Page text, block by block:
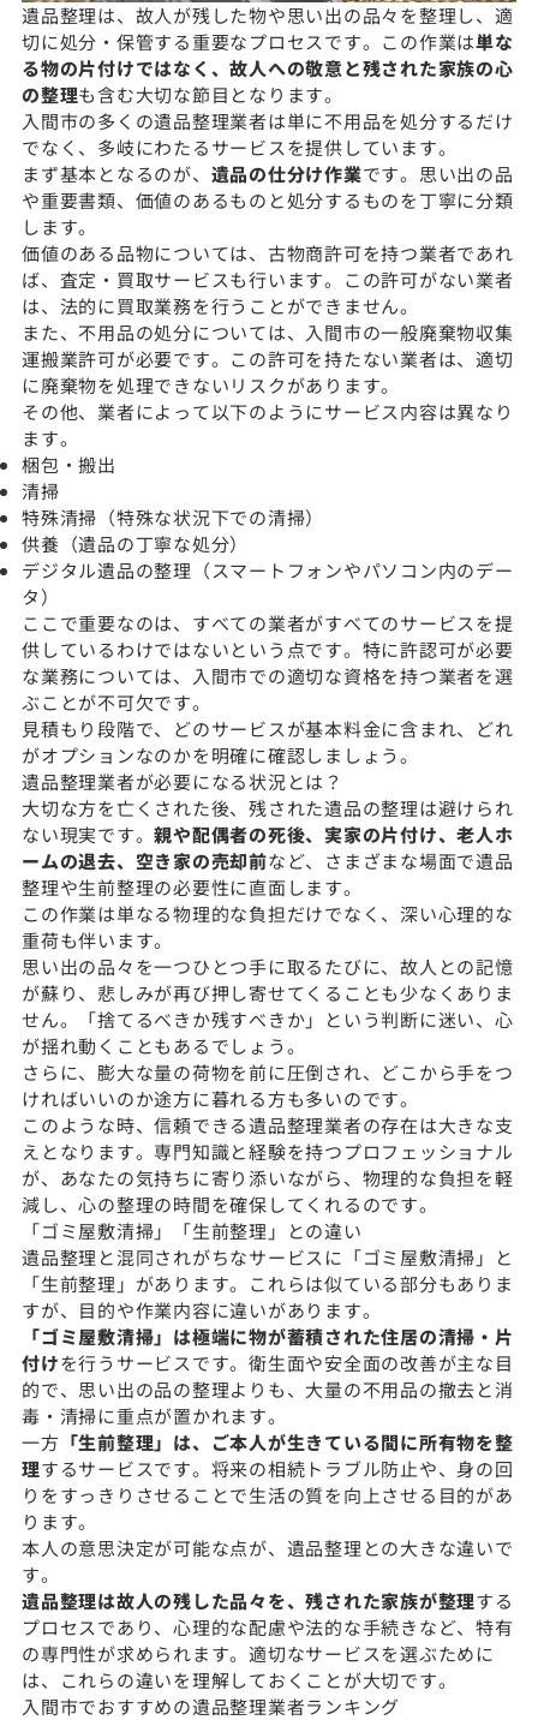
遺品整理は、故人が残した物や思い出の品々を整理し、適
切に処分・保管する重要なプロセスです。この作業は単な
る物の片付けではなく、故人への敬意と残された家族の心
の整理も含む大切な節目となります。
入間市の多くの遺品整理業者は単に不用品を処分するだけ
でなく、多岐にわたるサービスを提供しています。
まず基本となるのが、 遺品の仕分け作業です。思い出の品
や重要書類、価値のあるものと処分するものを丁寧に分類
します。
価値のある品物については、古物商許可を持つ業者であれ
ば、査定・買取サービスも行います。この許可がない業者
は、法的に買取業務を行うことができません。
また、不用品の処分については、入間市の一般廃棄物収集
運搬業許可が必要です。この許可を持たない業者は、適切
に廃棄物を処理できないリスクがあります。
その他、業者によって以下のようにサービス内容は異なり
ます。
梱包・搬出
清掃
特殊清掃（特殊な状況下での清掃）
供養（遺品の丁寧な処分）
デジタル遺品の整理（スマートフォンやパソコン内のデー
タ）
ここで重要なのは、すべての業者がすべてのサービスを提
供しているわけではないという点です。特に許認可が必要
な業務については、入間市での適切な資格を持つ業者を選
ぶことが不可欠です。
見積もり段階で、どのサービスが基本料金に含まれ、どれ
がオプションなのかを明確に確認しましょう。
遺品整理業者が必要になる状況とは？
大切な方を亡くされた後、残された遺品の整理は避けられ
ない現実です。親や配偶者の死後、実家の片付け、老人ホ
ームの退去、空き家の売却前など、さまざまな場面で遺品
整理や生前整理の必要性に直面します。
この作業は単なる物理的な負担だけでなく、深い心理的な
重荷も伴います。
思い出の品々を一つひとつ手に取るたびに、故人との記憶
が蘇り、悲しみが再び押し寄せてくることも少なくありま
せん。「捨てるべきか残すべきか」という判断に迷い、心
が揺れ動くこともあるでしょう。
さらに、膨大な量の荷物を前に圧倒され、どこから手をつ
ければいいのか途方に暮れる方も多いのです。
このような時、信頼できる遺品整理業者の存在は大きな支
えとなります。専門知識と経験を持つプロフェッショナル
が、あなたの気持ちに寄り添いながら、物理的な負担を軽
減し、心の整理の時間を確保してくれるのです。
「ゴミ屋敷清掃」「生前整理」との違い
遺品整理と混同されがちなサービスに「ゴミ屋敷清掃」と
「生前整理」があります。これらは似ている部分もありま
すが、目的や作業内容に違いがあります。
「ゴミ屋敷清掃」は極端に物が蓄積された住居の清掃・片
付けを行うサービスです。衛生面や安全面の改善が主な目
的で、思い出の品の整理よりも、大量の不用品の撤去と消
毒・清掃に重点が置かれます。
一方 「生前整理」は、ご本人が生きている間に所有物を整
理するサービスです。将来の相続トラブル防止や、身の回
りをすっきりさせることで生活の質を向上させる目的があ
ります。
本人の意思決定が可能な点が、遺品整理との大きな違いで
す。
遺品整理は故人の残した品々を、残された家族が整理する
プロセスであり、心理的な配慮や法的な手続きなど、特有
の専門性が求められます。適切なサービスを選ぶために
は、これらの違いを理解しておくことが大切です。
入間市でおすすめの遺品整理業者ランキング